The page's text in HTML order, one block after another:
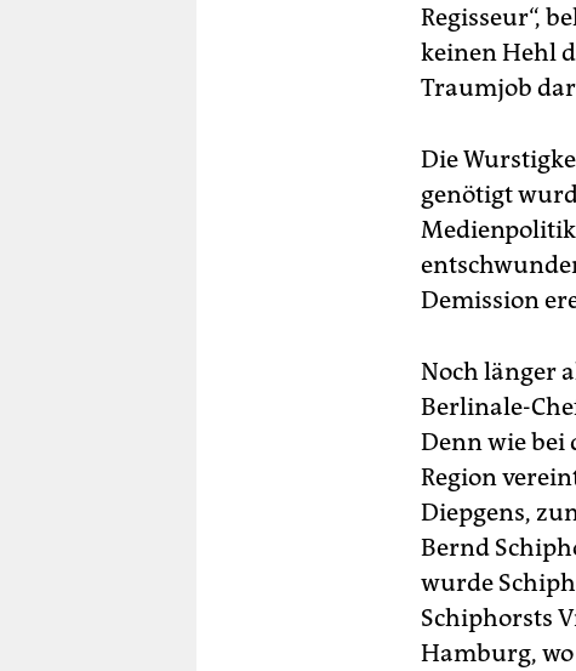
Regisseur“,
keinen Hehl
Traumjob
Die
genötigt
Demission
Noch länger
Berlinale-
Denn wie bei
Region
Diepgens,
Bernd
wurde
Schiphorsts
Hamburg,